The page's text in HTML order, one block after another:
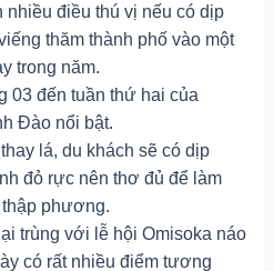
điều thú vị nếu có dịp
thăm thành phố vào một
trong năm.
03 đến tuần thứ hai của
Đào nổi bật.
lá, du khách sẽ có dịp
đỏ rực nên thơ đủ để làm
phương.
trùng với lễ hội Omisoka náo
có rất nhiều điểm tương